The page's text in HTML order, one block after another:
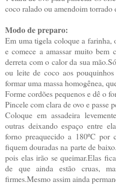
coco ralado ou amendoim torrado
Modo de preparo:
Em uma tigela coloque a farinha,
e comece a amassar muito bem
derreta com o calor da sua
ou leite de coco aos
formar uma massa homogênea,
Forme cordões pequenos e dê o
Pincele com clara de ovo e passe
Coloque em assadeira
outras deixando espaço entre
forno preaquecido a 180ºC
fiquem douradas na parte de
pois elas irão se queimar.Elas
de que ainda estão cruas,
firmes.Mesmo assim ainda